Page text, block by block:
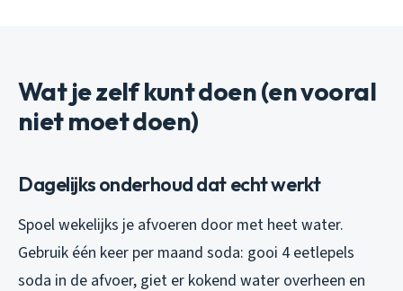
Wat je zelf kunt doen (en vooral
niet moet doen)
Dagelijks onderhoud dat echt werkt
Spoel wekelijks je afvoeren door met heet water.
Gebruik één keer per maand soda: gooi 4 eetlepels
soda in de afvoer, giet er kokend water overheen en